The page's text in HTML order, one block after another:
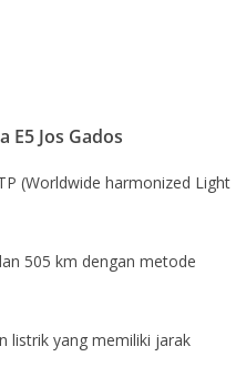
E5 Jos Gados
(Worldwide harmonized Light
505 km dengan metode
listrik yang memiliki jarak